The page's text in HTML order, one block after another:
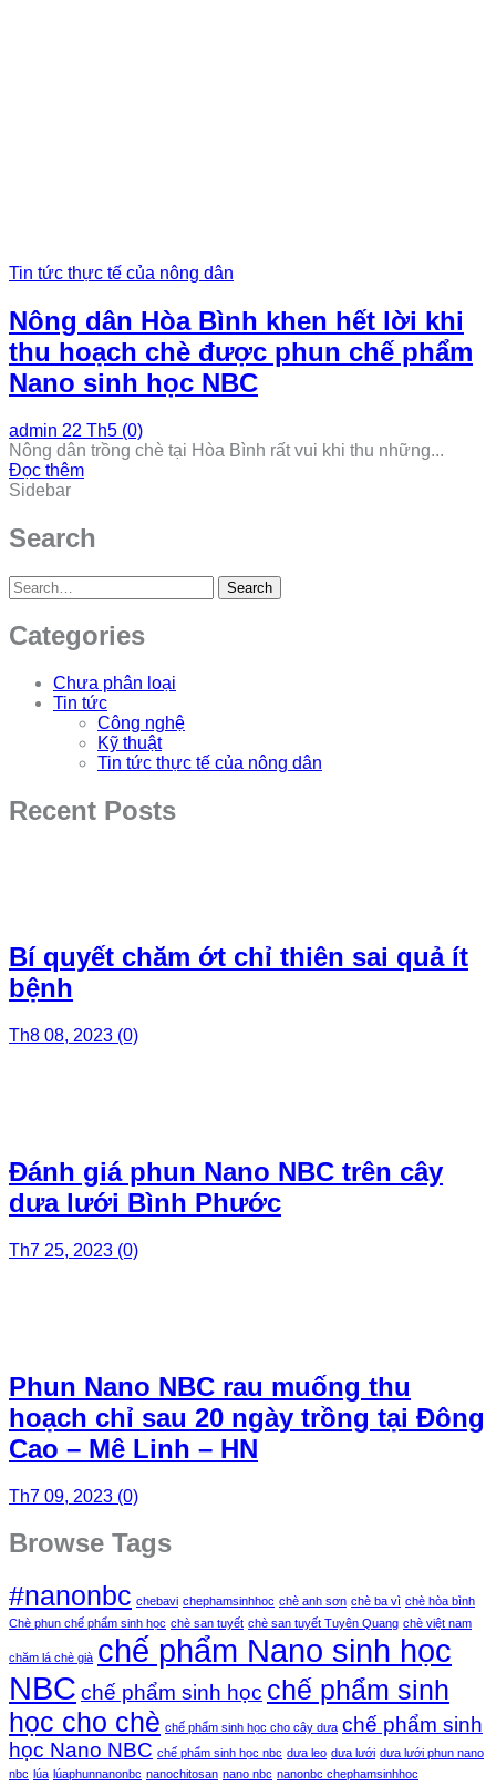
Tin tức thực tế của nông dân
Nông dân Hòa Bình khen hết lời khi
thu hoạch chè được phun chế phẩm
Nano sinh học NBC
admin 22 Th5 (0)
Nông dân trồng chè tại Hòa Bình rất vui khi thu những...
Đọc thêm
Sidebar
Search
Search
Categories
Chưa phân loại
Tin tức
Công nghệ
Kỹ thuật
Tin tức thực tế của nông dân
Recent Posts
Bí quyết chăm ớt chỉ thiên sai quả ít
bệnh
Th8 08, 2023 (0)
Đánh giá phun Nano NBC trên cây
dưa lưới Bình Phước
Th7 25, 2023 (0)
Phun Nano NBC rau muống thu
hoạch chỉ sau 20 ngày trồng tại Đông
Cao – Mê Linh – HN
Th7 09, 2023 (0)
Browse Tags
#nanonbc chebavi chephamsinhhoc chè anh sơn chè ba vì chè hòa bình
Chè phun chế phẩm sinh học chè san tuyết chè san tuyết Tuyên Quang chè việt nam
chăm lá chè già chế phẩm Nano sinh học
NBC chế phẩm sinh học chế phẩm sinh
học cho chè chế phẩm sinh học cho cây dưa chế phẩm sinh
học Nano NBC chế phẩm sinh học nbc dưa leo dưa lưới dưa lưới phun nano
nbc lúa lúaphunnanonbc nanochitosan nano nbc nanonbc chephamsinhhoc